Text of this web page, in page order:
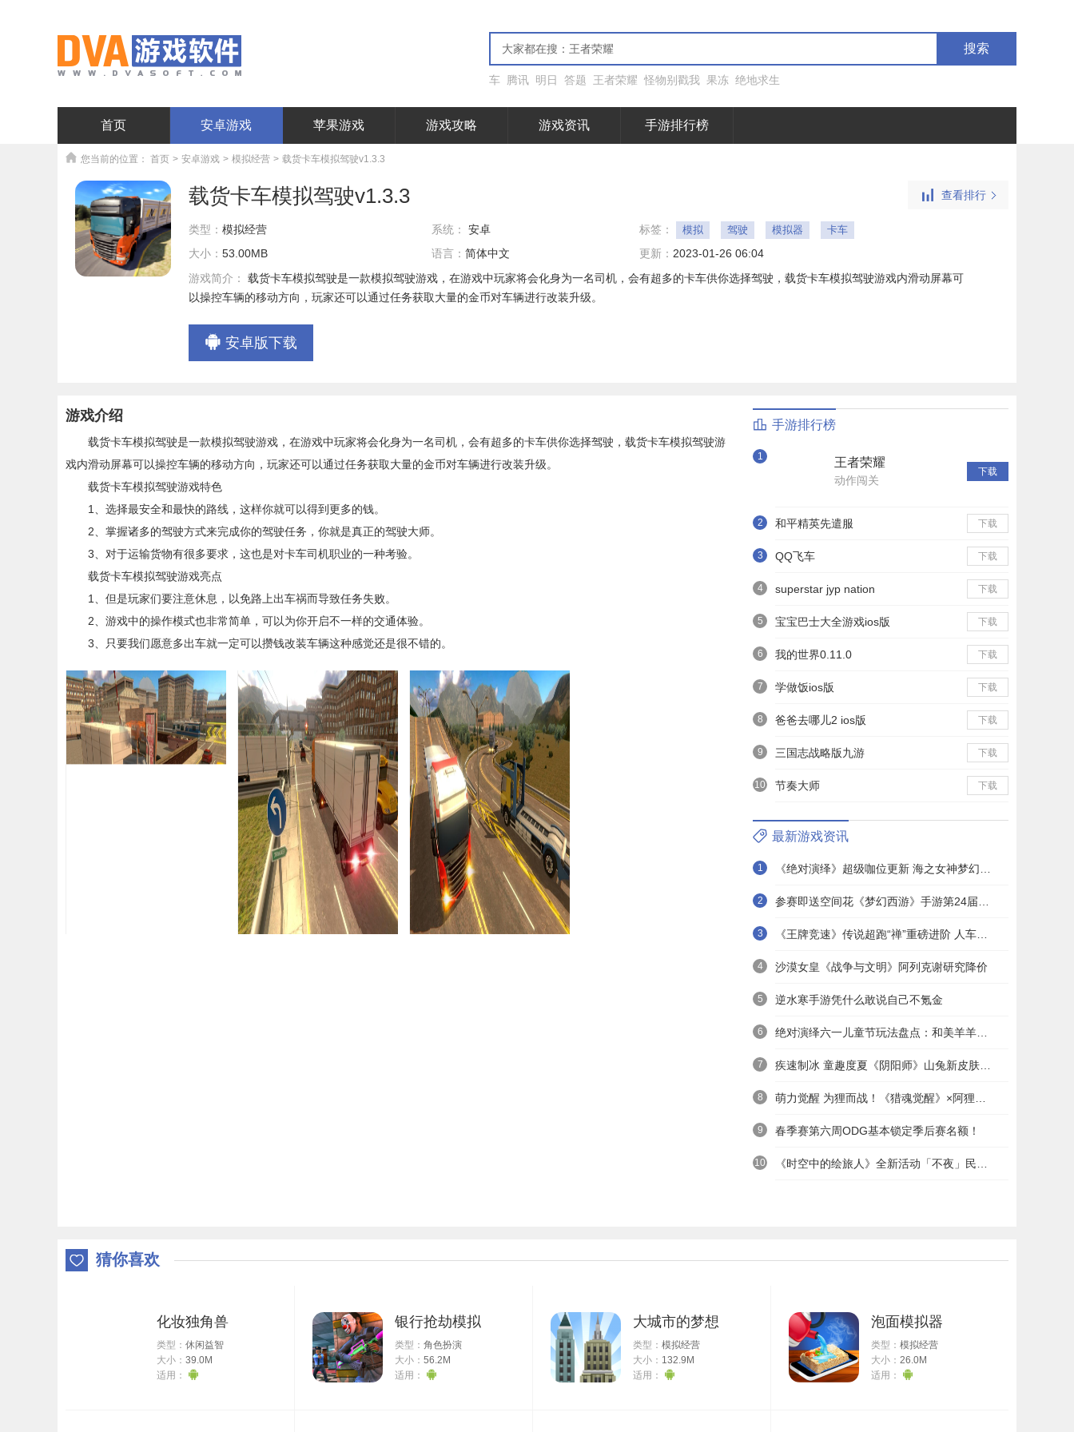
搜索
车 腾讯 明日 答题 王者荣耀 怪物别戳我 果冻 绝地求生
首页 安卓游戏 苹果游戏 游戏攻略 游戏资讯 手游排行榜
您当前的位置： 首页 > 安卓游戏 > 模拟经营 > 载货卡车模拟驾驶v1.3.3
载货卡车模拟驾驶v1.3.3
类型： 模拟经营 系统： 安卓 标签： 模拟 驾驶 模拟器 卡车
大小： 53.00MB 语言： 简体中文 更新： 2023-01-26 06:04
游戏简介：
载货卡车模拟驾驶是一款模拟驾驶游戏，在游戏中玩家将会化身为一名司机，会有超多的卡车供你选择驾驶，载货卡车模拟驾驶游戏内滑动屏幕可
以操控车辆的移动方向，玩家还可以通过任务获取大量的金币对车辆进行改装升级。
安卓版下载
查看排行
游戏介绍
载货卡车模拟驾驶是一款模拟驾驶游戏，在游戏中玩家将会化身为一名司机，会有超多的卡车供你选择驾驶，载货卡车模拟驾驶游
戏内滑动屏幕可以操控车辆的移动方向，玩家还可以通过任务获取大量的金币对车辆进行改装升级。
载货卡车模拟驾驶游戏特色
1、选择最安全和最快的路线，这样你就可以得到更多的钱。
2、掌握诸多的驾驶方式来完成你的驾驶任务，你就是真正的驾驶大师。
3、对于运输货物有很多要求，这也是对卡车司机职业的一种考验。
载货卡车模拟驾驶游戏亮点
1、但是玩家们要注意休息，以免路上出车祸而导致任务失败。
2、游戏中的操作模式也非常简单，可以为你开启不一样的交通体验。
3、只要我们愿意多出车就一定可以攒钱改装车辆这种感觉还是很不错的。
手游排行榜
1 王者荣耀
动作闯关
下载
2 和平精英先遣服 下载
3 QQ飞车 下载
4 superstar jyp nation 下载
5 宝宝巴士大全游戏ios版 下载
6 我的世界0.11.0 下载
7 学做饭ios版 下载
8 爸爸去哪儿2 ios版 下载
9 三国志战略版九游 下载
10 节奏大师 下载
最新游戏资讯
1
2
3
4 沙漠女皇《战争与文明》阿列克谢研究降价
5 逆水寒手游凭什么敢说自己不氪金
6
7
8
9 春季赛第六周ODG基本锁定季后赛名额！
10
猜你喜欢
化妆独角兽
类型： 休闲益智
大小： 39.0M
适用：
银行抢劫模拟
类型： 角色扮演
大小： 56.2M
适用：
大城市的梦想
类型： 模拟经营
大小： 132.9M
适用：
泡面模拟器
类型： 模拟经营
大小： 26.0M
适用：